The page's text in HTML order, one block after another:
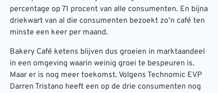
percentage op 71 procent van alle consumenten. En bijna
driekwart van al die consumenten bezoekt zo’n café ten
minste een keer per maand.
Bakery Café ketens blijven dus groeien in marktaandeel
in een omgeving waarin weinig groei te bespeuren is.
Maar er is nog meer toekomst. Volgens Technomic EVP
Darren Tristano heeft een op de drie consumenten nog